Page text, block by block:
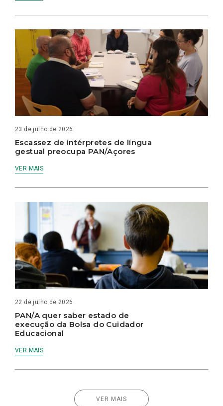
23 de julho de 2026
Escassez de intérpretes de língua
gestual preocupa PAN/Açores
VER MAIS
22 de julho de 2026
PAN/A quer saber estado de
execução da Bolsa do Cuidador
Educacional
VER MAIS
VER MAIS